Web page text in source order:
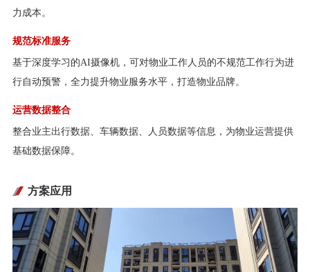
力成本。
规范标准服务
基于深度学习的AI摄像机，可对物业工作人员的不规范工作行为进
行自动预警，全力提升物业服务水平，打造物业品牌。
运营数据整合
整合业主出行数据、车辆数据、人员数据等信息，为物业运营提供
基础数据保障。
方案应用